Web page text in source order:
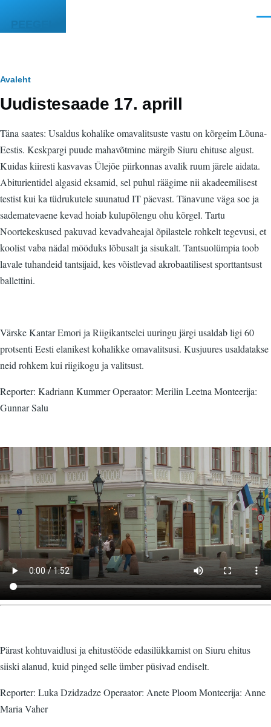
PEEGEL
Leivapuru
Avaleht
Uudistesaade 17. aprill
Täna saates: Usaldus kohalike omavalitsuste vastu on kõrgeim Lõuna-
Eestis. Keskpargi puude mahavõtmine märgib Siuru ehituse algust.
Kuidas kiiresti kasvavas Ülejõe piirkonnas avalik ruum järele aidata.
Abiturientidel algasid eksamid, sel puhul räägime nii akadeemilisest
testist kui ka tüdrukutele suunatud IT päevast. Tänavune väga soe ja
sadematevaene kevad hoiab kulupõlengu ohu kõrgel. Tartu
Noortekeskused pakuvad kevadvaheajal õpilastele rohkelt tegevusi, et
koolist vaba nädal mööduks lõbusalt ja sisukalt. Tantsuolümpia toob
lavale tuhandeid tantsijaid, kes võistlevad akrobaatilisest sporttantsust
ballettini.
Värske Kantar Emori ja Riigikantselei uuringu järgi usaldab ligi 60
protsenti Eesti elanikest kohalikke omavalitsusi. Kusjuures usaldatakse
neid rohkem kui riigikogu ja valitsust.
Reporter: Kadriann Kummer Operaator: Merilin Leetna Monteerija:
Gunnar Salu
fail
Pärast kohtuvaidlusi ja ehitustööde edasilükkamist on Siuru ehitus
siiski alanud, kuid pinged selle ümber püsivad endiselt.
Reporter: Luka Dzidzadze Operaator: Anete Ploom Monteerija: Anne
Maria Vaher